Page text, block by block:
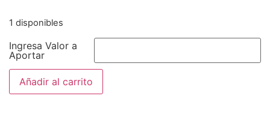
1 disponibles
Ingresa Valor a
Aportar
Añadir al carrito